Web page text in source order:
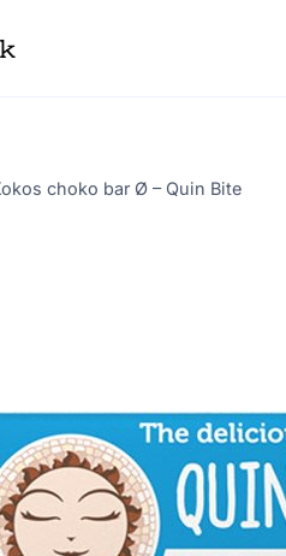
choko bar Ø – Quin Bite